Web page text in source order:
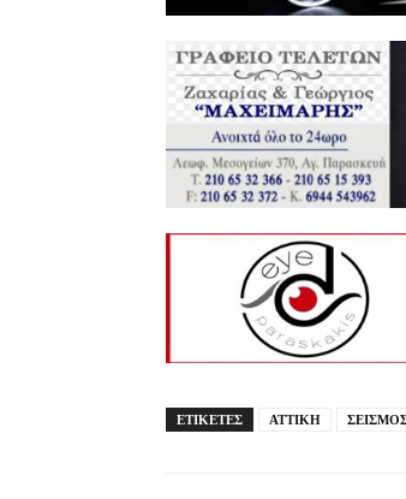
ΕΤΙΚΕΤΕΣ ΑΤΤΙΚΗ